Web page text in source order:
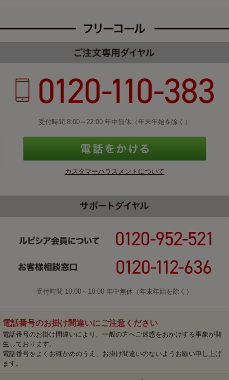
受付時間 8:00～22:00 年中無休（年末年始を除く）
カスタマーハラスメントについて
受付時間 10:00～18:00 年中無休（年末年始を除く）
電話番号のお掛け間違いにご注意ください
電話番号のお掛け間違いにより、一般の方へご迷惑をおかけする事象が発
生しております。
電話番号をよくお確かめのうえ、お掛け間違いのないようお願い申し上げ
ます。